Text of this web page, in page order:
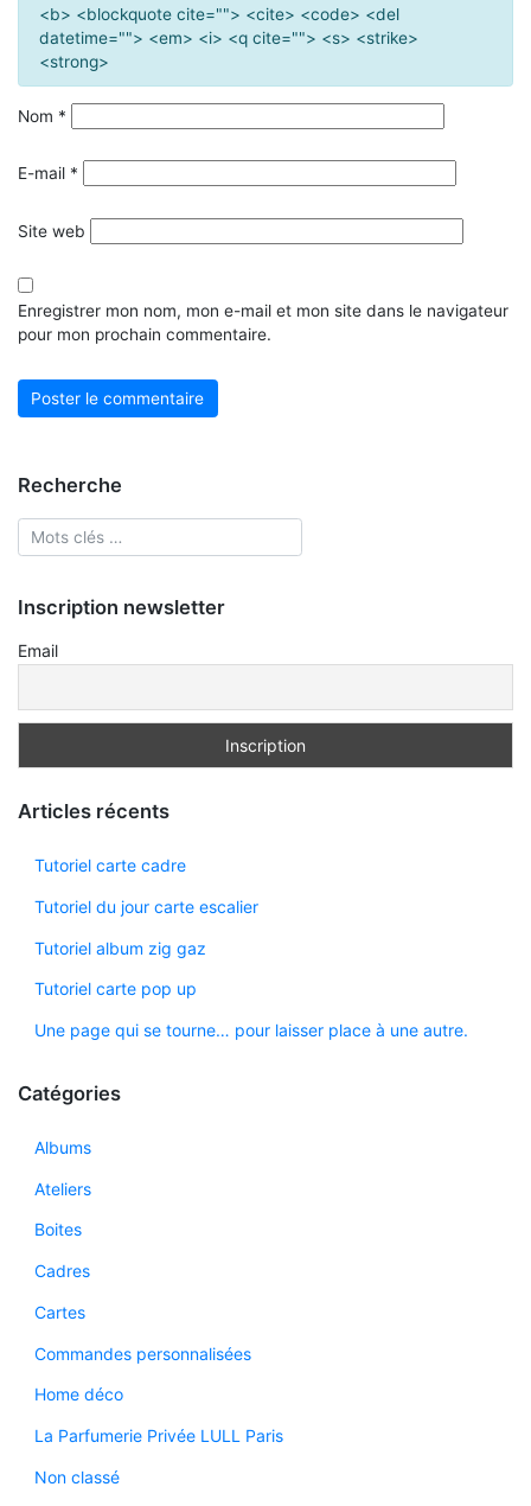
<b> <blockquote cite=""> <cite> <code> <del
datetime=""> <em> <i> <q cite=""> <s> <strike>
<strong>
Nom *
E-mail *
Site web
Enregistrer mon nom, mon e-mail et mon site dans le navigateur
pour mon prochain commentaire.
Recherche
Inscription newsletter
Email
Articles récents
Tutoriel carte cadre
Tutoriel du jour carte escalier
Tutoriel album zig gaz
Tutoriel carte pop up
Une page qui se tourne… pour laisser place à une autre.
Catégories
Albums
Ateliers
Boites
Cadres
Cartes
Commandes personnalisées
Home déco
La Parfumerie Privée LULL Paris
Non classé